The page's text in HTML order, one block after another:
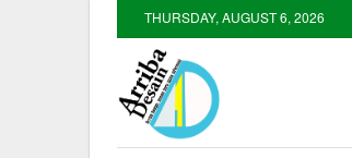
THURSDAY, AUGUST 6, 2026